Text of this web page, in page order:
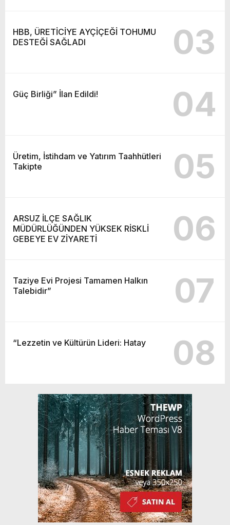
HBB, ÜRETİCİYE AYÇİÇEĞİ TOHUMU
DESTEĞİ SAĞLADI
03
Güç Birliği” İlan Edildi! 04
Üretim, İstihdam ve Yatırım Taahhütleri
Takipte
05
ARSUZ İLÇE SAĞLIK
MÜDÜRLÜĞÜNDEN YÜKSEK RİSKLİ
GEBEYE EV ZİYARETİ
06
Taziye Evi Projesi Tamamen Halkın
Talebidir”
07
“Lezzetin ve Kültürün Lideri: Hatay 08